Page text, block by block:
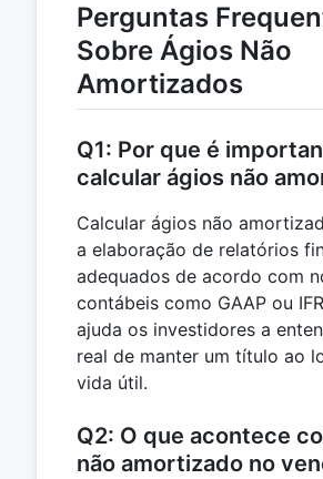
Perguntas
Sobre Ágios Não
Amortizados
Q1: Por que é
calcular ágios não
Calcular ágios não
a elaboração de relatórios
adequados de acordo com
contábeis como GAAP ou
ajuda os investidores a
real de manter um título ao
vida útil.
Q2: O que acontece
não amortizado no